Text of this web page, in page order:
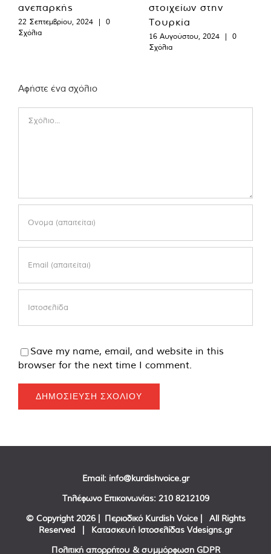
ανεπαρκής
22 Σεπτεμβρίου, 2024 |
0
Σχόλια
στοιχείων στην
Τουρκία
16 Αυγούστου, 2024 |
0
Σχόλια
Αφήστε ένα σχόλιο
Save my name, email, and website in this
browser for the next time I comment.
Email: info@kurdishvoice.gr
Τηλέφωνο Επικοινωνίας: 210 8212109
© Copyright 2026 | Περιοδικό Kurdish Voice | All Rights
Reserved | Κατασκευή Ιστοσελίδας Vdesigns.gr
Πολιτική απορρήτου & συμμόρφωση GDPR